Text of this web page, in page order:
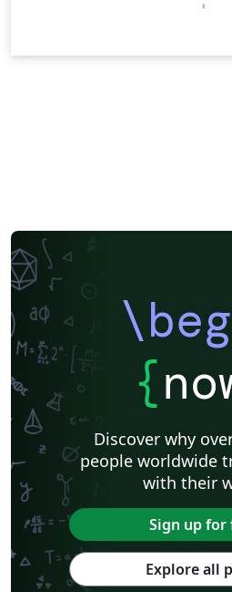
{
Discover why
people worldwide
with their
Sign up for
Explore all